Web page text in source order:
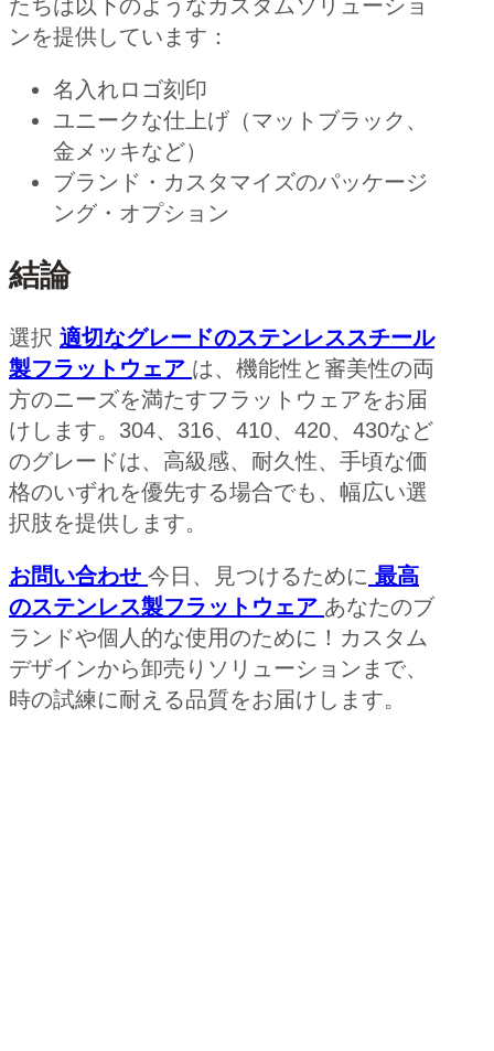
たちは以下のようなカスタムソリューショ
ンを提供しています：
名入れロゴ刻印
ユニークな仕上げ（マットブラック、
金メッキなど）
ブランド・カスタマイズのパッケージ
ング・オプション
結論
選択 適切なグレードのステンレススチール
製フラットウェア は、機能性と審美性の両
方のニーズを満たすフラットウェアをお届
けします。304、316、410、420、430など
のグレードは、高級感、耐久性、手頃な価
格のいずれを優先する場合でも、幅広い選
択肢を提供します。
お問い合わせ 今日、見つけるために 最高
のステンレス製フラットウェア あなたのブ
ランドや個人的な使用のために！カスタム
デザインから卸売りソリューションまで、
時の試練に耐える品質をお届けします。